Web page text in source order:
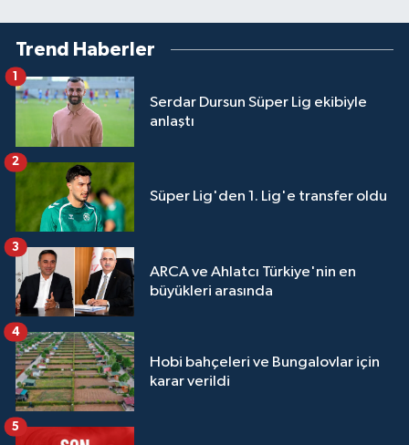
Trend Haberler
Serdar Dursun Süper Lig ekibiyle
anlaştı
1
Süper Lig'den 1. Lig'e transfer oldu
2
ARCA ve Ahlatcı Türkiye'nin en
büyükleri arasında
3
Hobi bahçeleri ve Bungalovlar için
karar verildi
4
5